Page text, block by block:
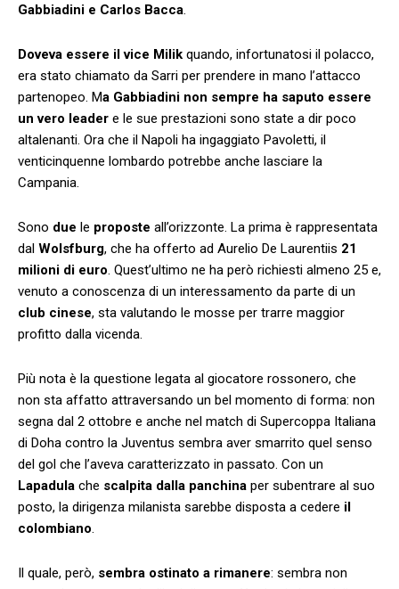
Gabbiadini e Carlos Bacca
Doveva essere il vice Milik quando, infortunatosi il polacco,
era stato chiamato da Sarri per prendere in mano l’attacco
partenopeo. Ma Gabbiadini non sempre ha saputo essere
un vero leader e le sue prestazioni sono state a dir poco
altalenanti. Ora che il Napoli ha ingaggiato Pavoletti, il
venticinquenne lombardo potrebbe anche lasciare la
Campania.
Sono due le proposte all’orizzonte. La prima è rappresentata
dal Wolsfburg, che ha offerto ad Aurelio De Laurentiis 21
milioni di euro . Quest’ultimo ne ha però richiesti almeno 25 e,
venuto a conoscenza di un interessamento da parte di un
club cinese, sta valutando le mosse per trarre maggior
profitto dalla vicenda.
Più nota è la questione legata al giocatore rossonero, che
non sta affatto attraversando un bel momento di forma: non
segna dal 2 ottobre e anche nel match di Supercoppa Italiana
di Doha contro la Juventus sembra aver smarrito quel senso
del gol che l’aveva caratterizzato in passato. Con un
Lapadula che scalpita dalla panchina per subentrare al suo
posto, la dirigenza milanista sarebbe disposta a cedere il
colombiano
Il quale, però, sembra ostinato a rimanere: sembra non